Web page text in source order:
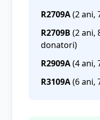
R2709A(2 ani,
R2709B (2 ani,
donatori)
R2909A(4 ani,
R3109A(6 ani,